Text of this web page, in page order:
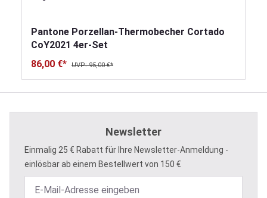
Pantone Porzellan-Thermobecher Cortado
CoY2021 4er-Set
86,00 €*
UVP: 95,00 €*
Newsletter
Einmalig 25 € Rabatt für Ihre Newsletter-Anmeldung -
einlösbar ab einem Bestellwert von 150 €